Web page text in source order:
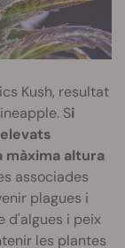
Kush, resultat
Si
màxima altura
associades
plagues i
d'algues i peix
les plantes